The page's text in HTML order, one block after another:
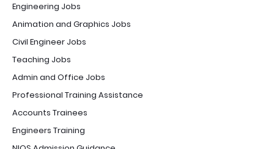
Engineering Jobs
Animation and Graphics Jobs
Civil Engineer Jobs
Teaching Jobs
Admin and Office Jobs
Professional Training Assistance
Accounts Trainees
Engineers Training